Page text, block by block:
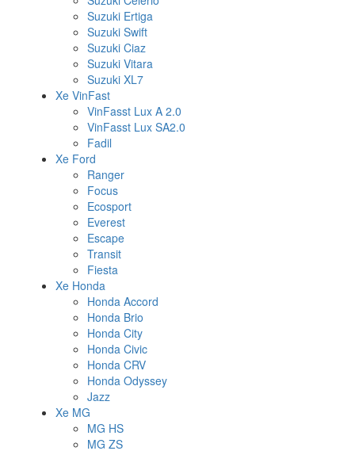
Suzuki Ertiga
Suzuki Swift
Suzuki Ciaz
Suzuki Vitara
Suzuki XL7
Xe VinFast
VinFasst Lux A 2.0
VinFasst Lux SA2.0
Fadil
Xe Ford
Ranger
Focus
Ecosport
Everest
Escape
Transit
Fiesta
Xe Honda
Honda Accord
Honda Brio
Honda City
Honda Civic
Honda CRV
Honda Odyssey
Jazz
Xe MG
MG HS
MG ZS